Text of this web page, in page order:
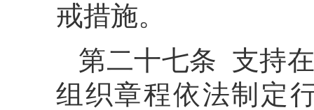
戒措施。
第二十七条 支持
组织章程依法制定